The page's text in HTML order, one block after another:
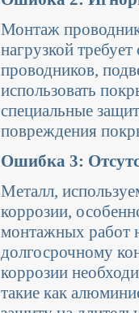
Монтаж
нагрузкой
проводников,
использовать
специальные
повреждения
Ошибка 3:
Металл,
коррозии,
монтажных работ
долгосрочному
коррозии
такие как